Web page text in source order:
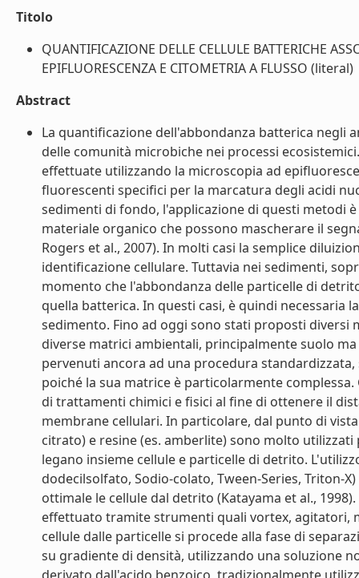
Titolo
QUANTIFICAZIONE DELLE CELLULE BATTERICHE
EPIFLUORESCENZA E CITOMETRIA A FLUSSO (literal)
Abstract
La quantificazione dell'abbondanza batterica negli
delle comunità microbiche nei processi
effettuate utilizzando la microscopia ad
fluorescenti specifici per la marcatura degli acidi
sedimenti di fondo, l'applicazione di questi metodi
materiale organico che possono mascherare il
Rogers et al., 2007). In molti casi la semplice
identificazione cellulare. Tuttavia nei sedimenti,
momento che l'abbondanza delle particelle di
quella batterica. In questi casi, è quindi necessaria
sedimento. Fino ad oggi sono stati proposti diversi
diverse matrici ambientali, principalmente suolo
pervenuti ancora ad una procedura
poiché la sua matrice è particolarmente
di trattamenti chimici e fisici al fine di ottenere il
membrane cellulari. In particolare, dal punto di
citrato) e resine (es. amberlite) sono molto
legano insieme cellule e particelle di detrito.
dodecilsolfato, Sodio-colato, Tween-Series, Triton-
ottimale le cellule dal detrito (Katayama et al.,
effettuato tramite strumenti quali vortex, agitatori,
cellule dalle particelle si procede alla fase di
su gradiente di densità, utilizzando una soluzione